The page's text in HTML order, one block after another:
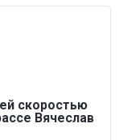
скоростью
Вячеслав